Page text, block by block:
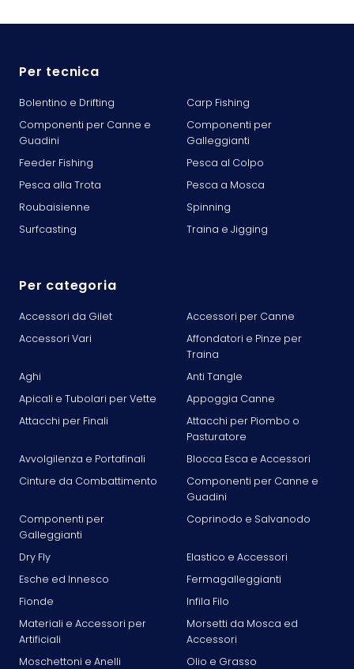
Per tecnica
Bolentino e Drifting
Carp Fishing
Componenti per Canne e
Guadini
Componenti per
Galleggianti
Feeder Fishing
Pesca al Colpo
Pesca alla Trota
Pesca a Mosca
Roubaisienne
Spinning
Surfcasting
Traina e Jigging
Per categoria
Accessori da Gilet
Accessori per Canne
Accessori Vari
Affondatori e Pinze per
Traina
Aghi
Anti Tangle
Apicali e Tubolari per Vette
Appoggia Canne
Attacchi per Finali
Attacchi per Piombo o
Pasturatore
Avvolgilenza e Portafinali
Blocca Esca e Accessori
Cinture da Combattimento
Componenti per Canne e
Guadini
Componenti per
Galleggianti
Coprinodo e Salvanodo
Dry Fly
Elastico e Accessori
Esche ed Innesco
Fermagalleggianti
Fionde
Infila Filo
Materiali e Accessori per
Artificiali
Morsetti da Mosca ed
Accessori
Moschettoni e Anelli
Olio e Grasso